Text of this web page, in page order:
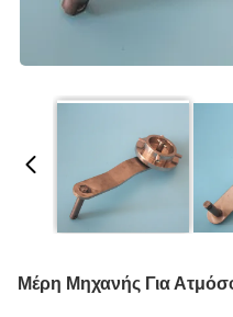
Μέρη Μηχανής Για